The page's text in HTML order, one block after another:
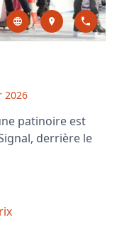
2026
patinoire est
derrière le